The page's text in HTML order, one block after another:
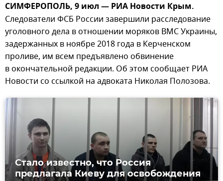
СИМФЕРОПОЛЬ, 9 июл — РИА Новости Крым.
Следователи ФСБ России завершили расследование
уголовного дела в отношении моряков ВМС Украины,
задержанных в ноябре 2018 года в Керченском
проливе, им всем предъявлено обвинение
в окончательной редакции. Об этом сообщает РИА
Новости со ссылкой на адвоката Николая Полозова.
Стало известно, что Россия
предлагала Киеву для освобождения